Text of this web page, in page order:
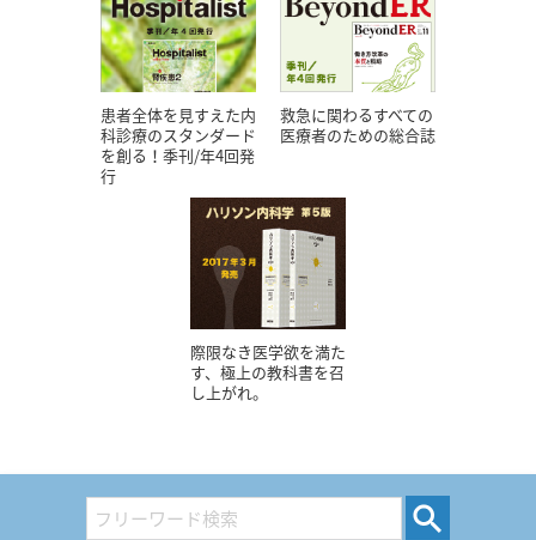
患者全体を見すえた内
科診療のスタンダード
を創る！季刊/年4回発
行
救急に関わるすべての
医療者のための総合誌
際限なき医学欲を満た
す、極上の教科書を召
し上がれ。